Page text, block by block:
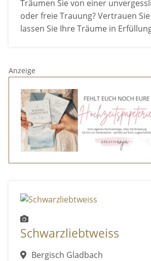
Träumen Sie von einer
oder freie Trauung? Vertrauen
lassen Sie Ihre Träume in
Anzeige
Schwarzliebtweiss
Bergisch Gladbach